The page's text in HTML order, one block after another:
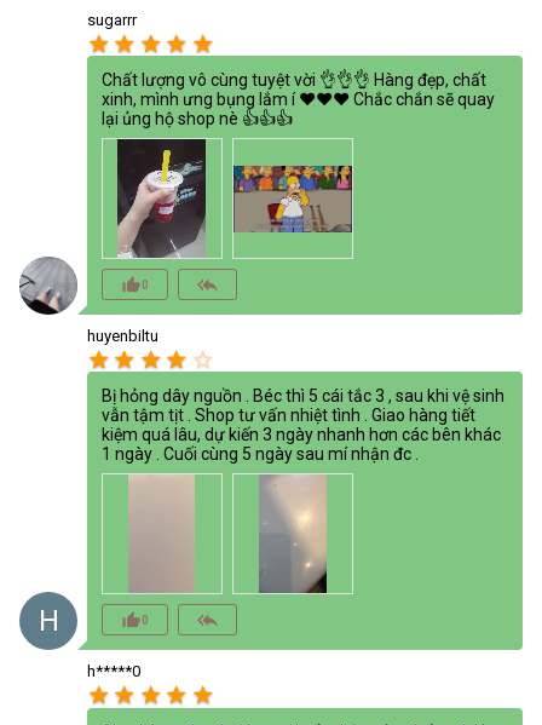
sugarrr
star star star star star
Chất lượng vô cùng tuyệt vời 👌👌👌 Hàng đẹp, chất
xinh, mình ưng bụng lắm í ❤❤❤ Chắc chắn sẽ quay
lại ủng hộ shop nè 👍👍👍
thumb_up_alt0 reply_all
H
huyenbiltu
star star star star star_border
Bị hỏng dây nguồn . Béc thì 5 cái tắc 3 , sau khi vệ sinh
vẫn tậm tịt . Shop tư vấn nhiệt tình . Giao hàng tiết
kiệm quá lâu, dự kiến 3 ngày nhanh hơn các bên khác
1 ngày . Cuối cùng 5 ngày sau mí nhận đc .
thumb_up_alt0 reply_all
h*****0
star star star star star